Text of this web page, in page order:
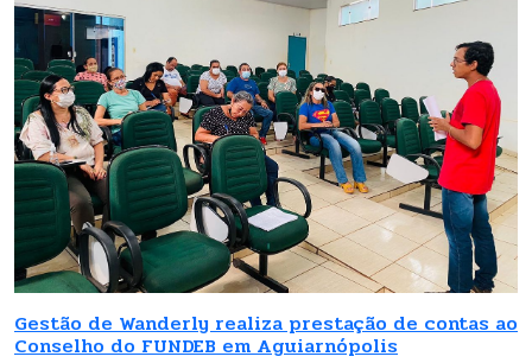
Gestão de Wanderly realiza prestação de contas ao
Conselho do FUNDEB em Aguiarnópolis